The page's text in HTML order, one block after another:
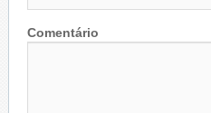
Comentário